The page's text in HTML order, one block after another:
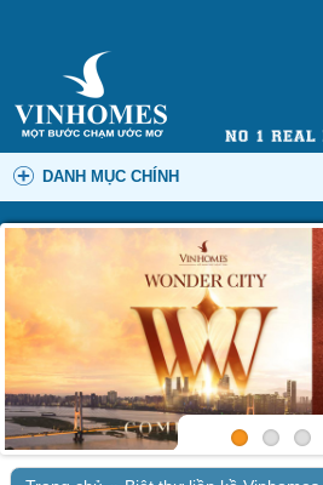
DANH MỤC CHÍNH